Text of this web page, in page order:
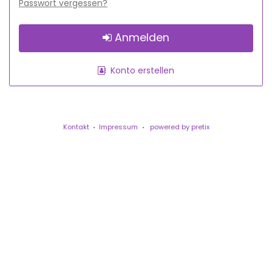
Passwort vergessen?
Anmelden
Konto erstellen
Kontakt Impressum powered by pretix